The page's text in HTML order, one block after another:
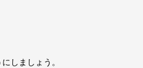
しましょう。